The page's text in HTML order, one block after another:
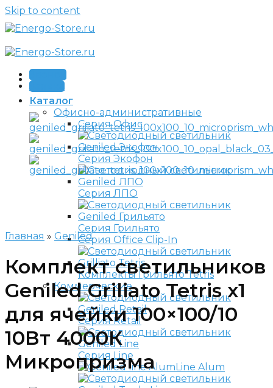
Skip to content
Каталог
Офисно-административные
Серия Офис
Серия Экофон
Серия ЛПО
Серия Грильято
Серия Office Clip-In
Комплекты Грильято Tetris
Коммерческие
Серия Retail
Серия Line
Line Alum
Звонок
Заявка
Главная » Geniled
Комплект светильников
Geniled Griliato Tetris x1
для ячейки 100×100/10
10Вт 4000К
Микропризма